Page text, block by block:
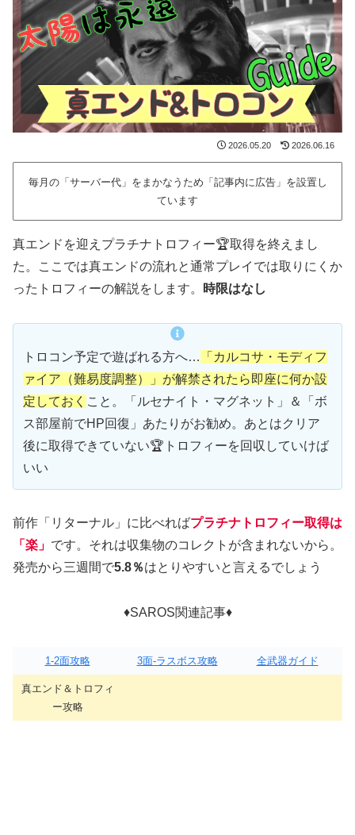
2026.05.20 2026.06.16
毎月の「サーバー代」をまかなうため「記事内に広告」を設置し
ています
真エンドを迎えプラチナトロフィー🏆取得を終えまし
た。ここでは真エンドの流れと通常プレイでは取りにくか
ったトロフィーの解説をします。
時限はなし
トロコン予定で遊ばれる方へ…
「カルコサ・モディフ
ァイア（難易度調整）」 が解禁されたら即座に何か設
定しておく こと。「ルセナイト・マグネット」＆「ボ
ス部屋前でHP回復」あたりがお勧め。あとはクリア
後に取得できていない🏆トロフィーを回収していけば
いい
前作「リターナル」に比べればプラチナトロフィー取得は
「楽」 です。それは収集物のコレクトが含まれないから。
発売から三週間で5.8％はとりやすいと言えるでしょう
♦SAROS関連記事♦
1-2面攻略 3面-ラスボス攻略 全武器ガイド
真エンド＆トロフィ
ー攻略